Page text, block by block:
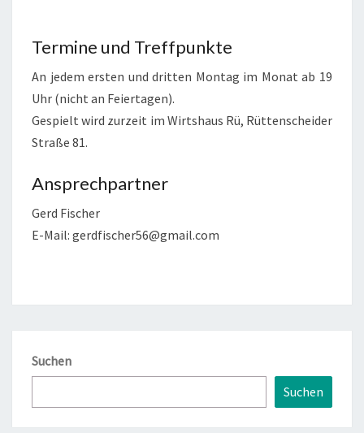
Termine und Treffpunkte
An jedem ersten und dritten Montag im Monat ab 19
Uhr (nicht an Feiertagen).
Gespielt wird zurzeit im Wirtshaus Rü, Rüttenscheider
Straße 81.
Ansprechpartner
Gerd Fischer
E-Mail: gerdfischer56@gmail.com
Suchen
Suchen